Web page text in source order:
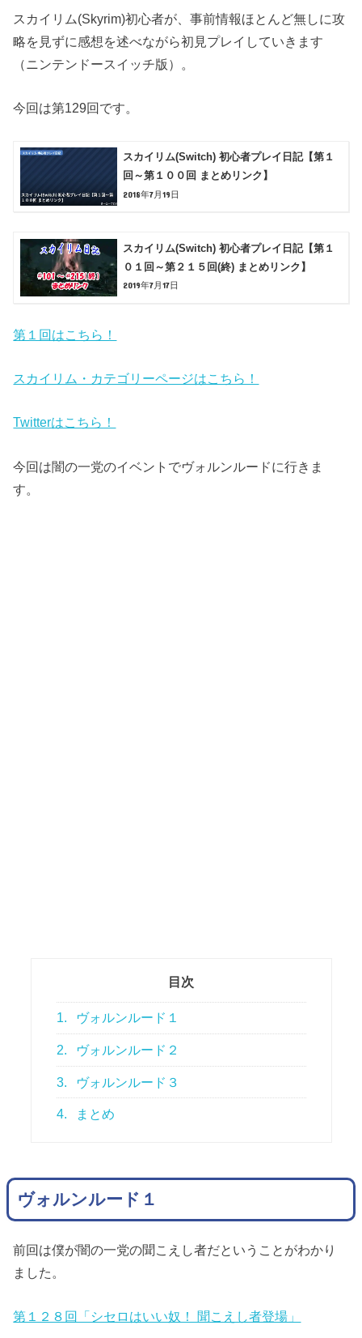
スカイリム(Skyrim)初心者が、事前情報ほとんど無しに攻
略を見ずに感想を述べながら初見プレイしていきます
（ニンテンドースイッチ版）。
今回は第129回です。
スカイリム(Switch) 初心者プレイ日記【第１
回～第１００回 まとめリンク】
2018年7月19日
スカイリム(Switch) 初心者プレイ日記【第１
０１回～第２１５回(終) まとめリンク】
2019年7月17日
第１回はこちら！
スカイリム・カテゴリーページはこちら！
Twitterはこちら！
今回は闇の一党のイベントでヴォルンルードに行きま
す。
目次
1. ヴォルンルード１
2. ヴォルンルード２
3. ヴォルンルード３
4. まとめ
ヴォルンルード１
前回は僕が闇の一党の聞こえし者だということがわかり
ました。
第１２８回「シセロはいい奴！ 聞こえし者登場」